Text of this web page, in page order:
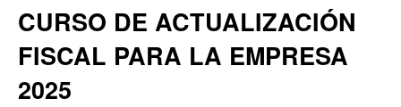
CURSO DE ACTUALIZACIÓN
FISCAL PARA LA EMPRESA
2025